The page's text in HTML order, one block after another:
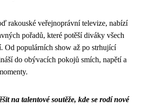
rakouské veřejnoprávní televize, nabízí
pořadů, které potěší diváky všech
Od populárních show až po strhující
do obývacích pokojů smích, napětí a
na talentové soutěže, kde se rodí nové